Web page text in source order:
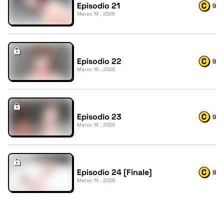
Episodio 21
Marzo 19 , 2026
9
Episodio 22
Marzo 19 , 2026
9
Episodio 23
Marzo 19 , 2026
9
Episodio 24 [Finale]
Marzo 19 , 2026
9